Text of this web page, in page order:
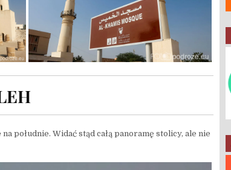
południe. Widać stąd całą panoramę stolicy, ale nie